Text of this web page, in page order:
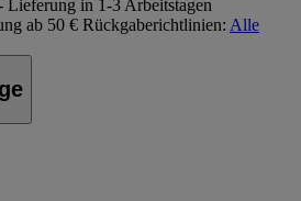
Lieferung in 1-3 Arbeitstagen
ab 50 € Rückgaberichtlinien: Alle